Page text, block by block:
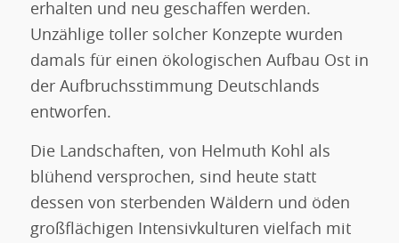
erhalten und neu geschaffen werden.
Unzählige toller solcher Konzepte wurden
damals für einen ökologischen Aufbau Ost in
der Aufbruchsstimmung Deutschlands
entworfen.
Die Landschaften, von Helmuth Kohl als
blühend versprochen, sind heute statt
dessen von sterbenden Wäldern und öden
großflächigen Intensivkulturen vielfach mit